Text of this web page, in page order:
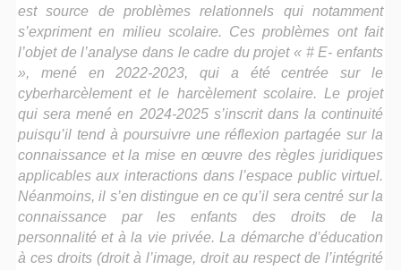
est source de problèmes relationnels qui notamment
s’expriment en milieu scolaire. Ces problèmes ont fait
l’objet de l’analyse dans le cadre du projet « # E- enfants
», mené en 2022-2023, qui a été centrée sur le
cyberharcèlement et le harcèlement scolaire. Le projet
qui sera mené en 2024-2025 s’inscrit dans la continuité
puisqu’il tend à poursuivre une réflexion partagée sur la
connaissance et la mise en œuvre des règles juridiques
applicables aux interactions dans l’espace public virtuel.
Néanmoins, il s’en distingue en ce qu’il sera centré sur la
connaissance par les enfants des droits de la
personnalité et à la vie privée. La démarche d’éducation
à ces droits (droit à l’image, droit au respect de l’intégrité